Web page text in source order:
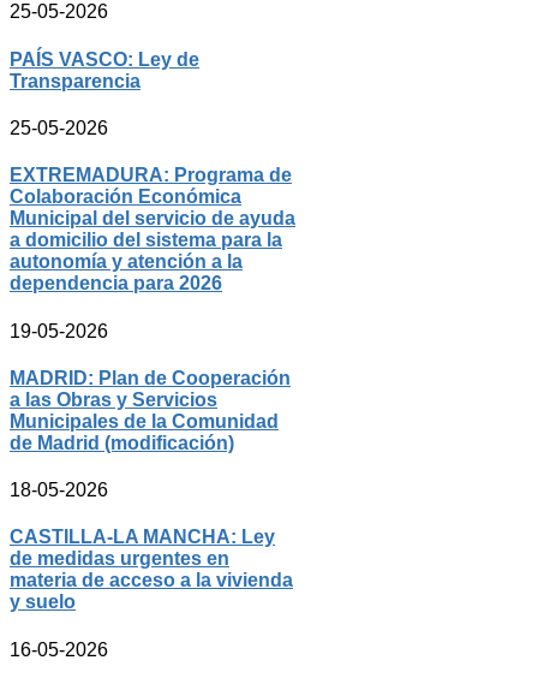
25-05-2026
PAÍS VASCO: Ley de
Transparencia
25-05-2026
EXTREMADURA: Programa de
Colaboración Económica
Municipal del servicio de ayuda
a domicilio del sistema para la
autonomía y atención a la
dependencia para 2026
19-05-2026
MADRID: Plan de Cooperación
a las Obras y Servicios
Municipales de la Comunidad
de Madrid (modificación)
18-05-2026
CASTILLA-LA MANCHA: Ley
de medidas urgentes en
materia de acceso a la vivienda
y suelo
16-05-2026